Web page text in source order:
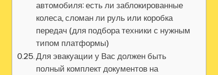
автомобиля: есть ли заблокированные
колеса, сломан ли руль или коробка
передач (для подбора техники с нужным
типом платформы)
Для эвакуации у Вас должен быть
полный комплект документов на